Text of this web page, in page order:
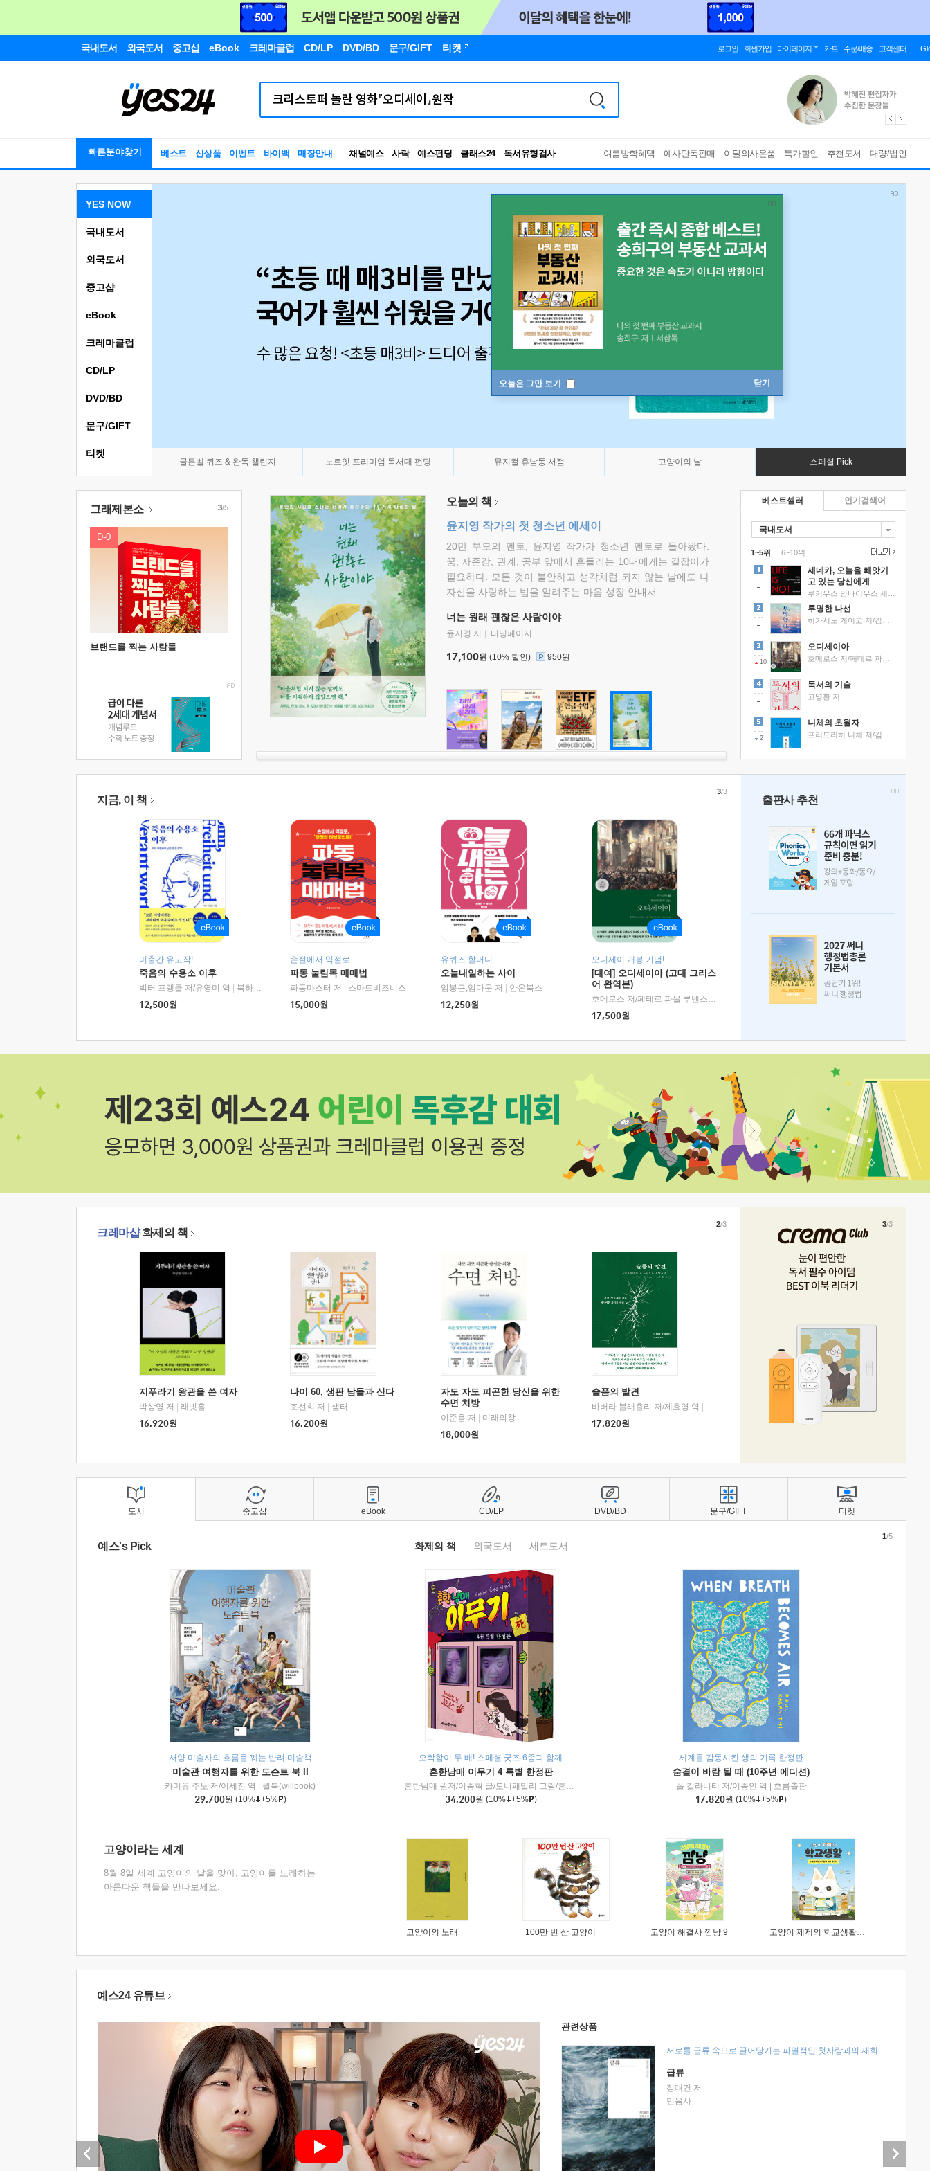
국내도서 외국도서 중고샵 eBook 크레마클럽 CD/LP DVD/BD 문구/GIFT 티켓 로그인 회원가입 마이페이지 카트 주문/배송 고객센터
빠른분야찾기 베스트 신상품 이벤트 바이백 매장안내 채널예스 사락 예스펀딩 클래스24 독서유형검사 여름방학혜택 예사단독판매 이달의사은품 특가할인 추천도서 대량/법인
오늘은 그만 보기 닫기
YES NOW
골든벨 퀴즈 & 완독 챌린지 노르잇 프리미엄 독서대 펀딩 뮤지컬 휴남동 서점 고양이의 날 스페셜 Pick
국내도서
외국도서
중고샵
eBook
크레마클럽
CD/LP
DVD/BD
문구/GIFT
티켓
그래제본소
D-0
브랜드를 찍는 사람들
3/5 오늘의 책
윤지영 작가의 첫 청소년 에세이
20만 부모의 멘토, 윤지영 작가가 청소년 멘토로 돌아왔다.
꿈, 자존감, 관계, 공부 앞에서 흔들리는 10대에게는 길잡이가
필요하다. 모든 것이 불안하고 생각처럼 되지 않는 날에도 나
자신을 사랑하는 법을 알려주는 마음 성장 안내서.
너는 원래 괜찮은 사람이야
윤지영 저 터닝페이지
17,100원 (10% 할인) 950원
베스트셀러
국내도서
1~5위 |
세네카, 오늘을 빼앗기
고 있는 당신에게
투명한 나선
10
오디세이아
독서의 기술
고명환 저
2
니체의 초월자
6~10위
인기검색어
지금, 이 책
미출간 유고작!
죽음의 수용소 이후
빅터 프랭클 저/유영미 역
북하우스
12,500원
손절에서 익절로
파동 눌림목 매매법
파동마스터 저
스마트비즈니스
15,000원
유퀴즈 할머니
오늘내일하는 사이
임봉근,임다운 저
안온북스
12,250원
오디세이 개봉 기념!
[대여] 오디세이아 (고대 그리스
어 완역본)
호메로스 저/페테르 파울 루벤스 그림/박문재 역
현대지성
17,500원
3/3
출판사 추천
크레마샵화제의 책
지푸라기 왕관을 쓴 여자
박상영 저
래빗홀
16,920원
나이 60, 생판 남들과 산다
조선희 저
샘터
16,200원
자도 자도 피곤한 당신을 위한
수면 처방
이준용 저
미래의창
18,000원
슬픔의 발견
바버라 블래츨리 저/제효영 역
디플롯
17,820원
2/3 3/3
도서
예스's Pick 화제의 책 외국도서 세트도서
서양 미술사의 흐름을 꿰는 반려 미술책
미술관 여행자를 위한 도슨트 북 II
카미유 주노 저/이세진 역
윌북(willbook)
29,700원 (10% +5% )
오싹함이 두 배! 스페셜 굿즈 6종과 함께
흔한남매 이무기 4 특별 한정판
흔한남매 원저/이종혁 글/도니패밀리 그림/흔한컴퍼니 감수
미래엔아이세움
34,200원 (10% +5% )
세계를 감동시킨 생의 기록 한정판
숨결이 바람 될 때 (10주년 에디션)
폴 칼라니티 저/이종인 역
흐름출판
17,820원 (10% +5% )
1/5
고양이라는 세계
8월 8일 세계 고양이의 날을 맞아, 고양이를 노래하는
아름다운 책들을 만나보세요.
고양이의 노래 100만 번 산 고양이 고양이 해결사 깜냥 9 고양이 제제의 학교생활 1 : 초등학생이 이렇게 힘들 줄이야
중고샵 eBook CD/LP DVD/BD 문구/GIFT 티켓
예스24 유튜브
관련상품
서로를 급류 속으로 끌어당기는 파멸적인 첫사랑과의 재회
급류
정대건 저
민음사